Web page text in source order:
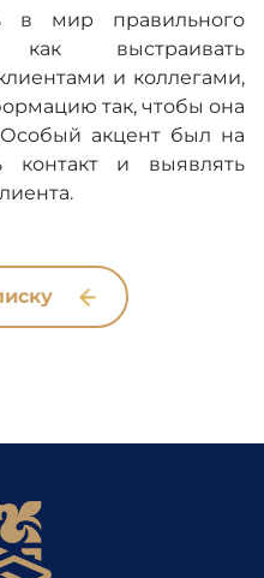
в мир правильного
выстраивать
и коллегами,
так, чтобы она
акцент был на
контакт и выявлять